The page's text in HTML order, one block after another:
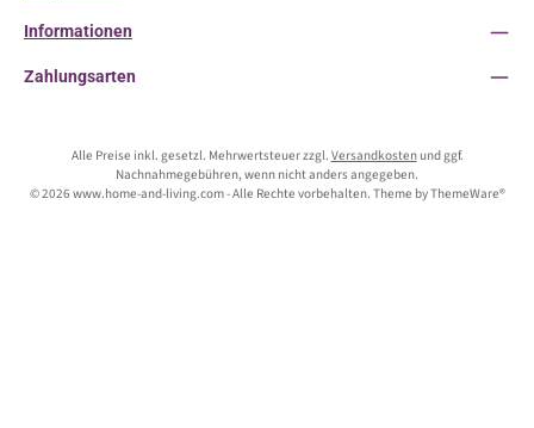
Informationen
Zahlungsarten
Alle Preise inkl. gesetzl. Mehrwertsteuer zzgl. Versandkostenund ggf.
Nachnahmegebühren, wenn nicht anders angegeben.
© 2026 www.home-and-living.com - Alle Rechte vorbehalten. Theme byThemeWare®